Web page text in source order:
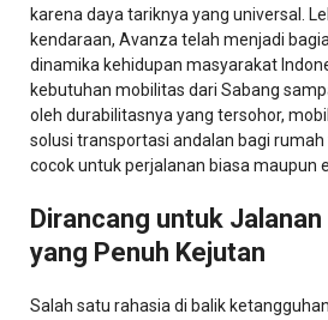
karena daya tariknya yang universal.
kendaraan, Avanza telah menjadi
dinamika kehidupan masyarakat
kebutuhan mobilitas dari Sabang
oleh durabilitasnya yang tersohor,
solusi transportasi andalan bagi rumah
cocok untuk perjalanan biasa maupun
Dirancang untuk
yang Penuh Kejutan
Salah satu rahasia di balik